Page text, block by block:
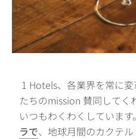
1 Hotels、各業界を常に
たちのmission 賛同してく
いつもわくわくしていま
ラで、地球月間のカクテ